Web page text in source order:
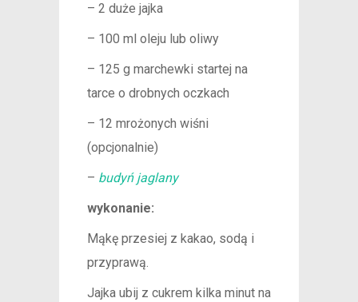
– 2 duże jajka
– 100 ml oleju lub oliwy
– 125 g marchewki startej na
tarce o drobnych oczkach
– 12 mrożonych wiśni
(opcjonalnie)
– budyń jaglany
wykonanie:
Mąkę przesiej z kakao, sodą i
przyprawą.
Jajka ubij z cukrem kilka minut na